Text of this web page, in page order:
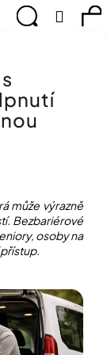
Hledat
může výrazně
Bezbariérové
osoby na